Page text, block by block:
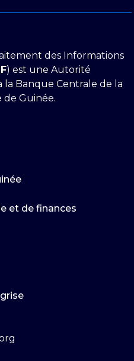
des Informations
) est une Autorité
la Banque Centrale de la
Guinée.
et de finances